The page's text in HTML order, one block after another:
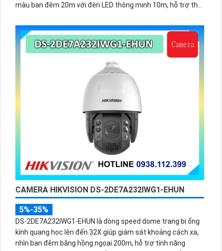
màu ban đêm 20m với đèn LED thông minh 10m, hỗ trợ thẻ
CAMERA HIKVISION DS-2DE7A232IWG1-EHUN
5%-35%
DS-2DE7A232IWG1-EHUN là dòng speed dome trang bị ống
kính quang học lên đến 32X giúp giám sát khoảng cách xa,
nhìn ban đêm bằng hồng ngoại 200m, hỗ trợ tính năng